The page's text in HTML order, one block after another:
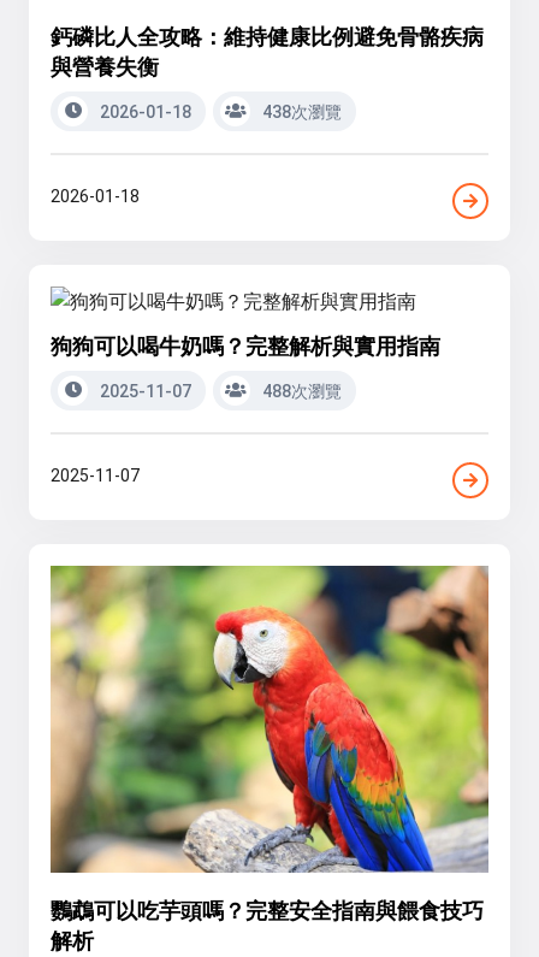
鈣磷比人全攻略：維持健康比例避免骨骼疾病
與營養失衡
2026-01-18 438次瀏覽
2026-01-18
狗狗可以喝牛奶嗎？完整解析與實用指南
2025-11-07 488次瀏覽
2025-11-07
鸚鵡可以吃芋頭嗎？完整安全指南與餵食技巧
解析